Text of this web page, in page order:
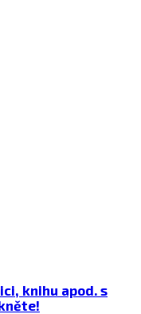
knihu apod. s